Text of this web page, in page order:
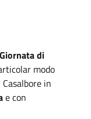
Giornata di
modo
in
e con